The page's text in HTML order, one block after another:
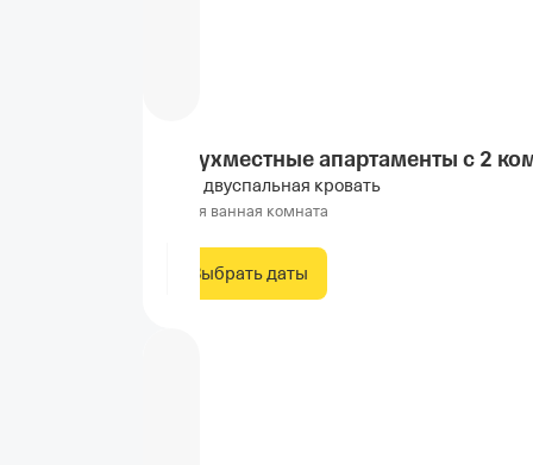
Двухместные апартаменты с 2
1 двуспальная кровать
Своя ванная комната
Выбрать даты